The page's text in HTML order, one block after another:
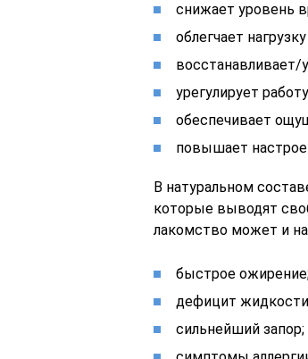
снижает уровень
облегчает
восстанавливает/
урегулирует
обеспечивает
повышает
В натуральном
которые выводят
лакомство может и
быстрое
дефицит
сильнейший запор;